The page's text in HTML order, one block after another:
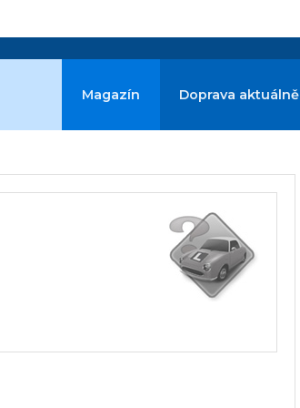
Magazín Doprava aktuálně